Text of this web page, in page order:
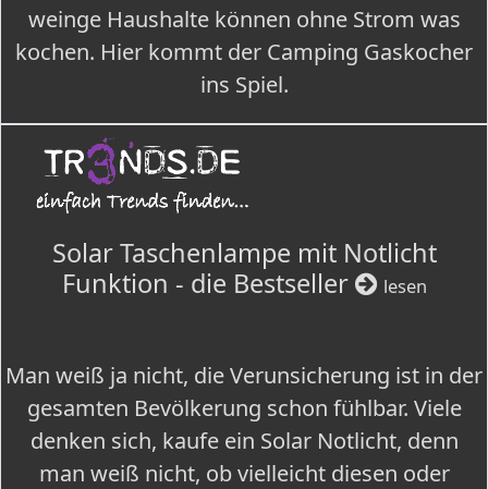
weinge Haushalte können ohne Strom was
kochen. Hier kommt der Camping Gaskocher
ins Spiel.
Solar Taschenlampe mit Notlicht
Funktion - die Bestseller
lesen
Man weiß ja nicht, die Verunsicherung ist in der
gesamten Bevölkerung schon fühlbar. Viele
denken sich, kaufe ein Solar Notlicht, denn
man weiß nicht, ob vielleicht diesen oder